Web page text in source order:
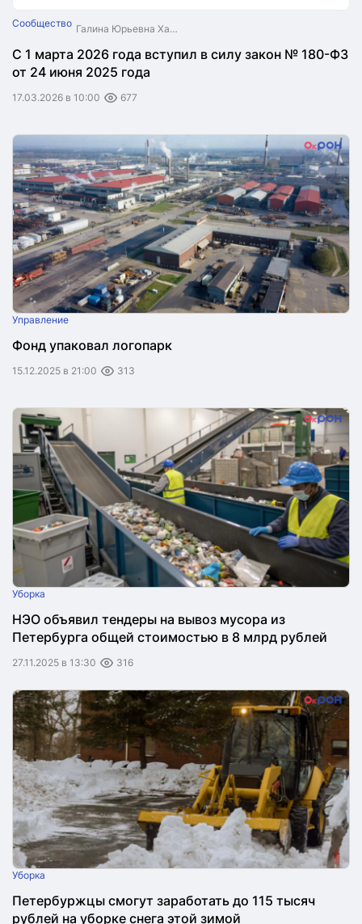
Сообщество Галина Юрьевна Хабарова
С 1 марта 2026 года вступил в силу закон № 180-ФЗ
от 24 июня 2025 года
17.03.2026 в 10:00 677
Управление
Фонд упаковал логопарк
15.12.2025 в 21:00 313
Уборка
НЭО объявил тендеры на вывоз мусора из
Петербурга общей стоимостью в 8 млрд рублей
27.11.2025 в 13:30 316
Уборка
Петербуржцы смогут заработать до 115 тысяч
рублей на уборке снега этой зимой